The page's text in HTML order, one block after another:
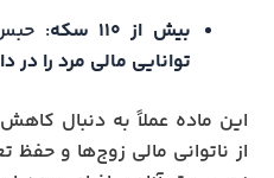
بیش از ۱۱۰ سکه
: حبس
توانایی مالی مرد را در
این ماده عملاً به دنبال
از ناتوانی مالی زوج‌ها و حفظ